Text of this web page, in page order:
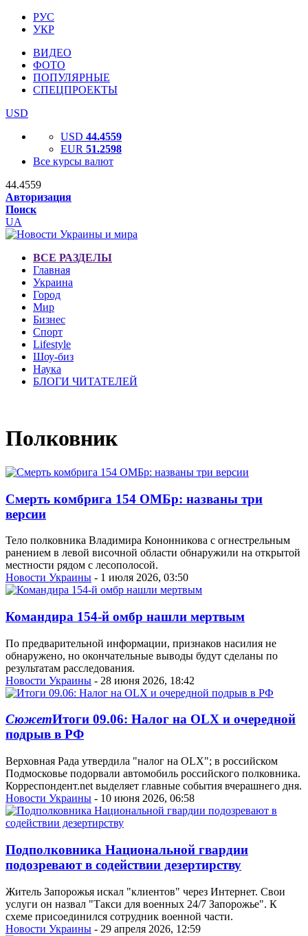
РУС
УКР
ВИДЕО
ФОТО
ПОПУЛЯРНЫЕ
СПЕЦПРОЕКТЫ
USD
USD 44.4559
EUR 51.2598
Все курсы валют
44.4559
Авторизация
Поиск
UA
ВСЕ РАЗДЕЛЫ
Главная
Украина
Город
Мир
Бизнес
Спорт
Lifestyle
Шоу-биз
Наука
БЛОГИ ЧИТАТЕЛЕЙ
Полковник
Смерть комбрига 154 ОМБр: названы три
версии
Тело полковника Владимира Кононникова с огнестрельным
ранением в левой височной области обнаружили на открытой
местности рядом с лесополосой.
Новости Украины - 1 июля 2026, 03:50
Командира 154-й омбр нашли мертвым
По предварительной информации, признаков насилия не
обнаружено, но окончательные выводы будут сделаны по
результатам расследования.
Новости Украины - 28 июня 2026, 18:42
СюжетИтоги 09.06: Налог на OLX и очередной
подрыв в РФ
Верховная Рада утвердила "налог на OLX"; в российском
Подмосковье подорвали автомобиль российского полковника.
Корреспондент.net выделяет главные события вчерашнего дня.
Новости Украины - 10 июня 2026, 06:58
Подполковника Национальной гвардии
подозревают в содействии дезертирству
Житель Запорожья искал "клиентов" через Интернет. Свои
услуги он назвал "Такси для военных 24/7 Запорожье". К
схеме присоединился сотрудник военной части.
Новости Украины - 29 апреля 2026, 12:59